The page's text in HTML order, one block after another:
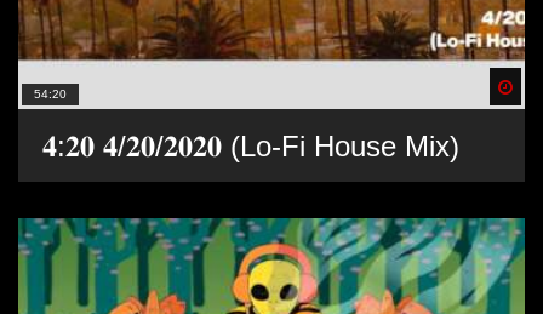
54:20
𝟒:𝟐𝟎 𝟒/𝟐𝟎/𝟐𝟎𝟐𝟎 (Lo-Fi House Mix)